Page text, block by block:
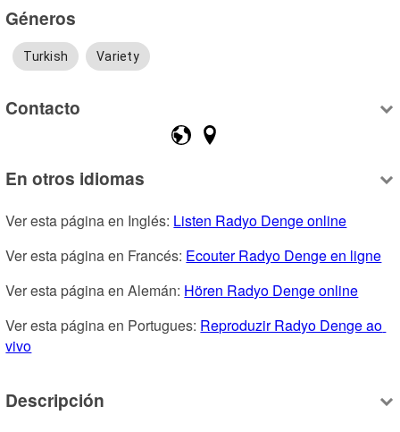
Géneros
Turkish Variety
Contacto
En otros idiomas
Ver esta página en Inglés: Listen Radyo Denge online
Ver esta página en Francés: Ecouter Radyo Denge en ligne
Ver esta página en Alemán: Hören Radyo Denge online
Ver esta página en Portugues: Reproduzir Radyo Denge ao
vivo
Descripción